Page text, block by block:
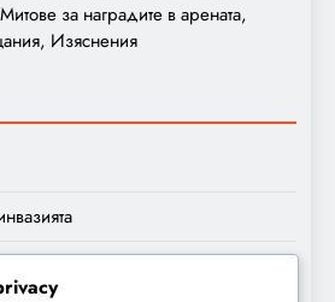
за наградите в арената,
Изяснения